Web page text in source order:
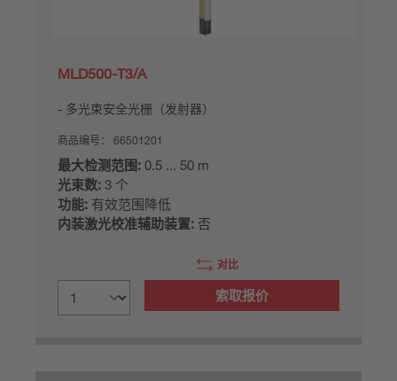
MLD500-T3/A
多光束安全光栅（发射器）
商品编号： 66501201
最大检测范围: 0.5 ... 50 m
光束数: 3 个
功能: 有效范围降低
内装激光校准辅助装置: 否
对比
索取报价